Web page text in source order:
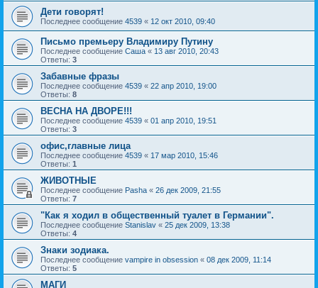
Дети говорят!
Последнее сообщение 4539 « 12 окт 2010, 09:40
Письмо премьеру Владимиру Путину
Последнее сообщение Саша « 13 авг 2010, 20:43
Ответы: 3
Забавные фразы
Последнее сообщение 4539 « 22 апр 2010, 19:00
Ответы: 8
ВЕСНА НА ДВОРЕ!!!
Последнее сообщение 4539 « 01 апр 2010, 19:51
Ответы: 3
офис,главные лица
Последнее сообщение 4539 « 17 мар 2010, 15:46
Ответы: 1
ЖИВОТНЫЕ
Последнее сообщение Pasha « 26 дек 2009, 21:55
Ответы: 7
"Как я ходил в общественный туалет в Германии".
Последнее сообщение Stanislav « 25 дек 2009, 13:38
Ответы: 4
Знаки зодиака.
Последнее сообщение vampire in obsession « 08 дек 2009, 11:14
Ответы: 5
МАГИ